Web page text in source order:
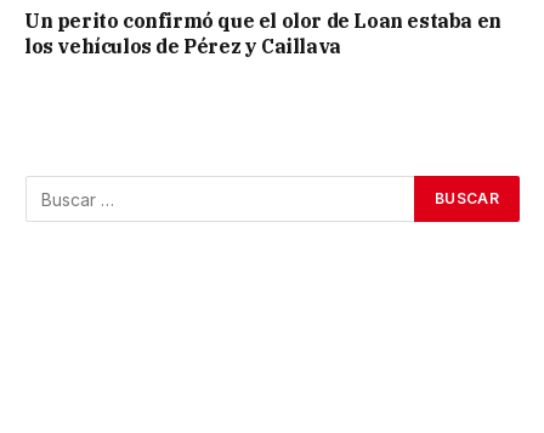
Un perito confirmó que el olor de Loan estaba en
los vehículos de Pérez y Caillava